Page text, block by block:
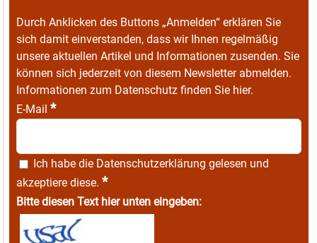
Durch Anklicken des Buttons „Anmelden“ erklären Sie
sich damit einverstanden, dass wir Ihnen regelmäßig
unsere aktuellen Artikel und Informationen zusenden. Sie
können sich jederzeit von diesem Newsletter abmelden.
Informationen zum Datenschutz finden Sie hier.
E-Mail *
Ich habe die Datenschutzerklärung gelesen und
akzeptiere diese. *
Bitte diesen Text hier unten eingeben: